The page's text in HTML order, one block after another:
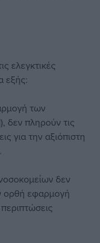
ελεγκτικές
εξής:
των
δεν πληρούν τις
για την αξιόπιστη
δεν
ορθή εφαρμογή